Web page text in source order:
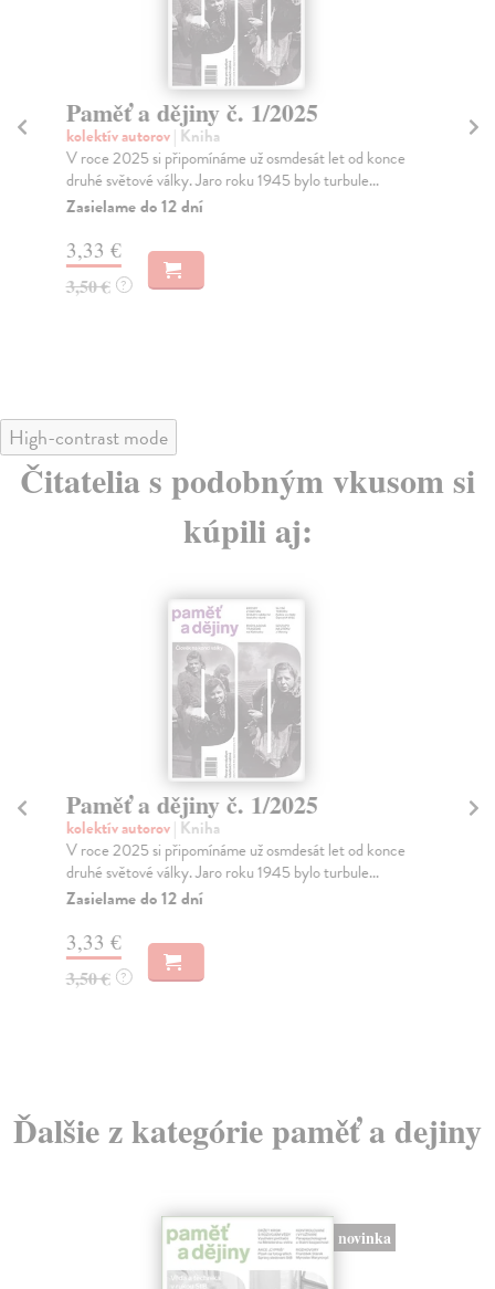
Paměť a dějiny č. 1/2025
kolektív autorov| Kniha
V roce 2025 si připomínáme už osmdesát let od konce
druhé světové války. Jaro roku 1945 bylo turbule...
Zasielame do 12 dní
3,33 €
3,50 € ?
High-contrast mode
Čitatelia s podobným vkusom si
kúpili aj:
Paměť a dějiny č. 1/2025
kolektív autorov| Kniha
V roce 2025 si připomínáme už osmdesát let od konce
druhé světové války. Jaro roku 1945 bylo turbule...
Zasielame do 12 dní
3,33 €
3,50 € ?
Ďalšie z kategórie paměť a dejiny
novinka